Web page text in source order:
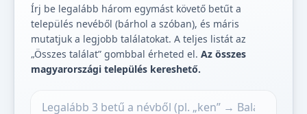
Írj be legalább három egymást követő betűt a
település nevéből (bárhol a szóban), és máris
mutatjuk a legjobb találatokat. A teljes listát az
„Összes találat” gombbal érheted el. Az összes
magyarországi település kereshető.